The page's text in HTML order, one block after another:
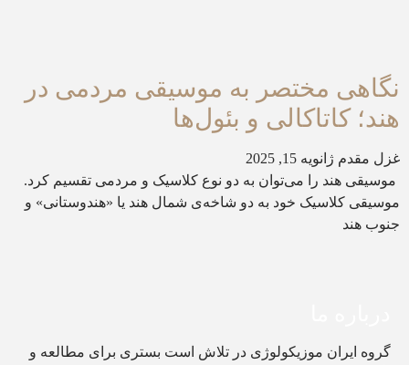
نگاهی مختصر به موسیقی مردمی در
هند؛ کاتاکالی و بئول‌ها
غزل مقدم ژانویه 15, 2025
موسیقی هند را می‌توان به دو نوع کلاسیک و مردمی تقسیم کرد.
موسیقی کلاسیک خود‌ به دو شاخه‌ی شمال هند یا «هندوستانی» و
جنوب هند
گروه ایران موزیکولوژی در تلاش است بستری برای مطالعه و